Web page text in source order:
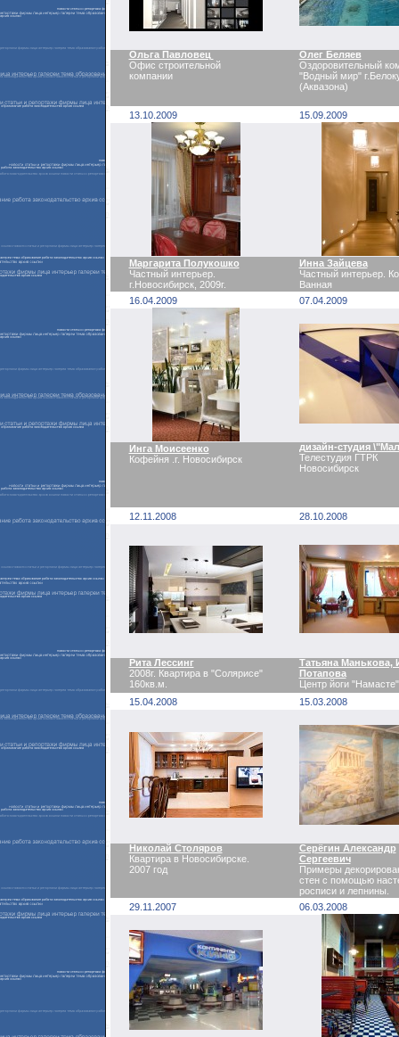
Ольга Павловец
Офис строительной
компании
Олег Беляев
Оздоровительный
"Водный мир"
(Аквазона)
13.10.2009
Маргарита Полукошко
Частный интерьер.
г.Новосибирск, 2009г.
15.09.2009
Инна Зайцева
Частный интерьер.
Ванная
16.04.2009
Инга Моисеенко
Кофейня .г. Новосибирск
07.04.2009
дизайн-студия
Телестудия ГТРК
Новосибирск
12.11.2008
Рита Лессинг
2008г. Квартира в "Солярисе"
160кв.м.
28.10.2008
Татьяна Манькова,
Потапова
Центр йоги "Намасте"
15.04.2008
Николай Столяров
Квартира в Новосибирске.
2007 год
15.03.2008
Серёгин Александр
Сергеевич
Примеры
стен с помощью
росписи и лепнины.
29.11.2007
06.03.2008